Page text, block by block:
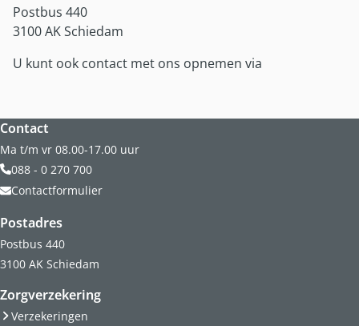
Postbus 440
3100 AK Schiedam
U kunt ook contact met ons opnemen via
Website footer
Contact
Ma t/m vr 08.00-17.00 uur
088 - 0 270 700
Contactformulier
Postadres
Postbus 440
3100 AK Schiedam
Zorgverzekering
Verzekeringen